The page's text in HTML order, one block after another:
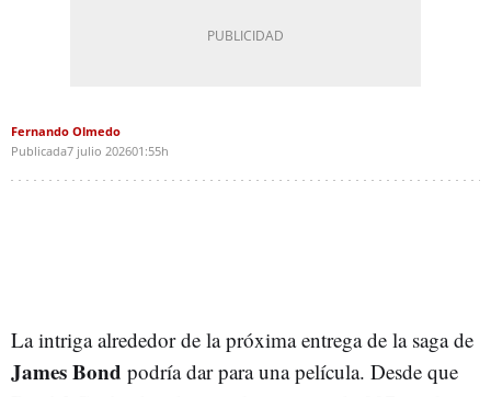
Fernando Olmedo
Publicada7 julio 202601:55h
La intriga alrededor de la próxima entrega de la saga de
James Bond podría dar para una película. Desde que